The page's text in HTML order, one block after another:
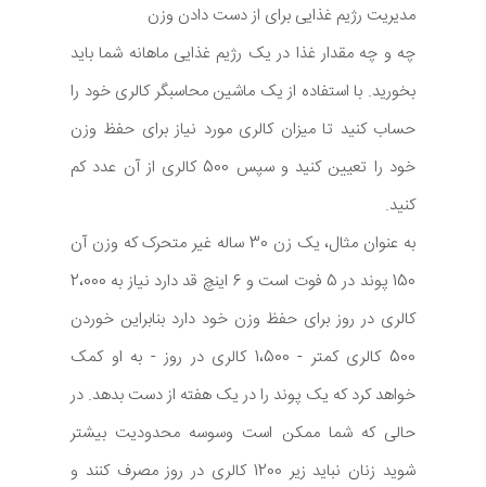
مدیریت رژیم غذایی برای از دست دادن وزن
چه و چه مقدار غذا در یک رژیم غذایی ماهانه شما باید
بخورید. با استفاده از یک ماشین محاسبگر کالری خود را
حساب کنید تا میزان کالری مورد نیاز برای حفظ وزن
خود را تعیین کنید و سپس 500 کالری از آن عدد کم
کنید.
به عنوان مثال، یک زن 30 ساله غیر متحرک که وزن آن
150 پوند در 5 فوت است و 6 اینچ قد دارد نیاز به 2،000
کالری در روز برای حفظ وزن خود دارد بنابراین خوردن
500 کالری کمتر - 1،500 کالری در روز - به او کمک
خواهد کرد که یک پوند را در یک هفته از دست بدهد. در
حالی که شما ممکن است وسوسه محدودیت بیشتر
شوید زنان نباید زیر 1200 کالری در روز مصرف کنند و